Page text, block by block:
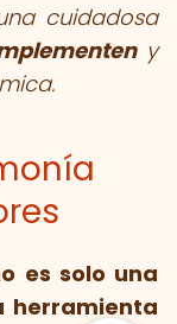
cuidadosa
y
es solo una
herramienta